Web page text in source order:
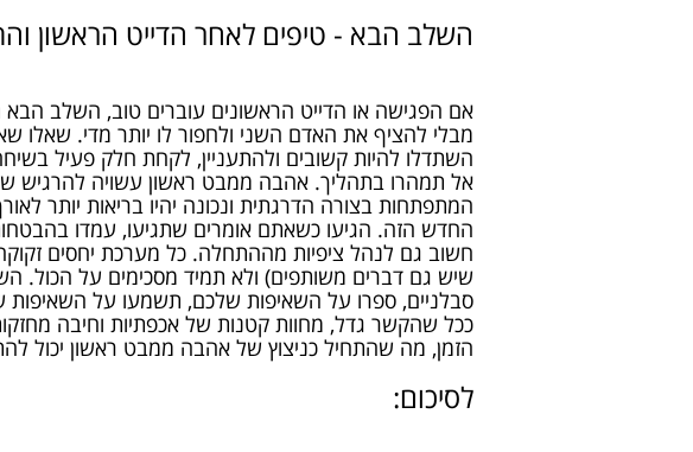
השלב הבא - טיפים לאחר הדייט הראשון
אם הפגישה או הדייט הראשונים עוברים טוב, השלב הבא
מבלי להציף את האדם השני ולחפור לו יותר מדי. שאלו
השתדלו להיות קשובים ולהתעניין, לקחת חלק פעיל
אל תמהרו בתהליך. אהבה ממבט ראשון עשויה להרגיש
המתפתחות בצורה הדרגתית ונכונה יהיו בריאות יותר
החדש הזה. הגיעו כשאתם אומרים שתגיעו, עמדו
חשוב גם לנהל ציפיות מההתחלה. כל מערכת יחסים
שיש גם דברים משותפים) ולא תמיד מסכימים על הכול.
סבלניים, ספרו על השאיפות שלכם, תשמעו על השאיפות
ככל שהקשר גדל, מחוות קטנות של אכפתיות וחיבה
הזמן, מה שהתחיל כניצוץ של אהבה ממבט ראשון יכול
לסיכום: